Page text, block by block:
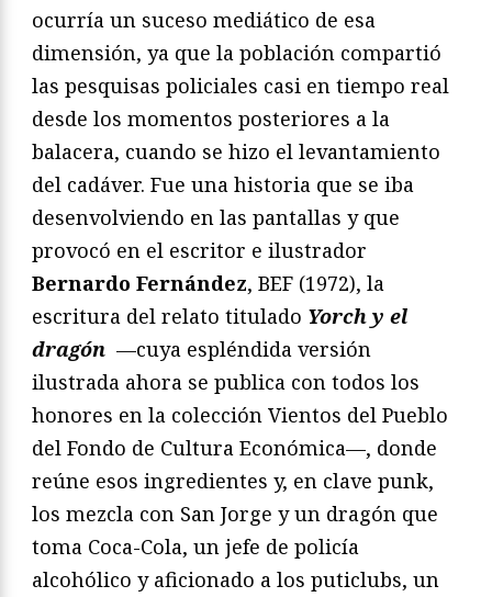
ocurría un suceso mediático de esa
dimensión, ya que la población compartió
las pesquisas policiales casi en tiempo real
desde los momentos posteriores a la
balacera, cuando se hizo el levantamiento
del cadáver. Fue una historia que se iba
desenvolviendo en las pantallas y que
provocó en el escritor e ilustrador
Bernardo Fernández, BEF (1972), la
escritura del relato titulado Yorch y el
dragón —cuya espléndida versión
ilustrada ahora se publica con todos los
honores en la colección Vientos del Pueblo
del Fondo de Cultura Económica—, donde
reúne esos ingredientes y, en clave punk,
los mezcla con San Jorge y un dragón que
toma Coca-Cola, un jefe de policía
alcohólico y aficionado a los puticlubs, un